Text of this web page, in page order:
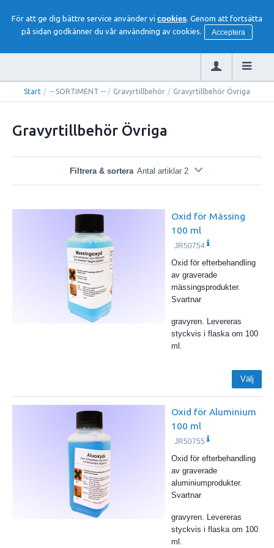
För att ge dig bättre service använder vi cookies. Genom att fortsätta
på sidan godkänner du vår användning av cookies.
Acceptera
Start / -- SORTIMENT -- / Gravyrtillbehör / Gravyrtillbehör Övriga
Gravyrtillbehör Övriga
Filtrera & sortera Antal artiklar 2
Oxid för Mässing
100 ml
JR50754
Oxid för efterbehandling
av graverade
mässingsprodukter.
Svartnar
gravyren. Levereras
styckvis i flaska om 100
ml.
Välj
Oxid för Aluminium
100 ml
JR50755
Oxid för efterbehandling
av graverade
aluminiumprodukter.
Svartnar
gravyren. Levereras
styckvis i flaska om 100
ml.